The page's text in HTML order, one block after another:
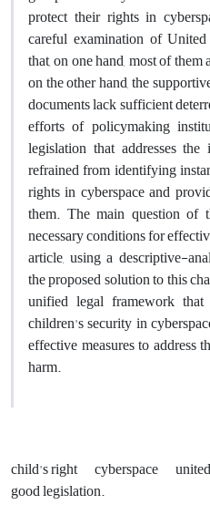
protect their rights in
careful examination of
that, on one hand, most of
on the other hand, the
documents lack sufficient
efforts of policymaking
legislation that addresses
refrained from identifying
rights in cyberspace and
them. The main question of
necessary conditions for
article, using a descriptive-
the proposed solution to this
unified legal framework that
children's security in
effective measures to address
harm.
child's right cyberspace
good ‎legislation.‎